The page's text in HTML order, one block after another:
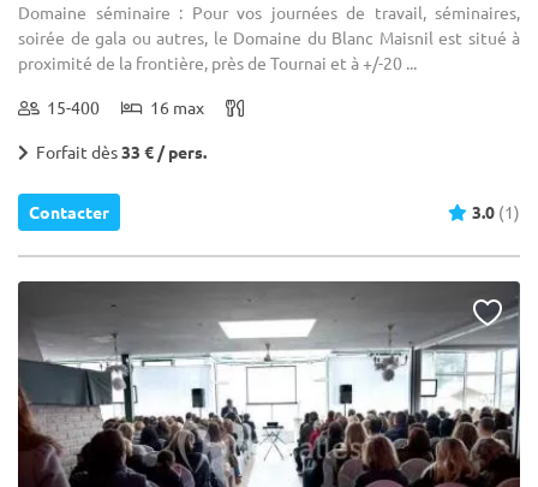
Domaine séminaire : Pour vos journées de travail, séminaires,
soirée de gala ou autres, le Domaine du Blanc Maisnil est situé à
proximité de la frontière, près de Tournai et à +/-20 ...
15-400 16 max
Forfait dès33 € / pers.
Contacter 3.0 (1)